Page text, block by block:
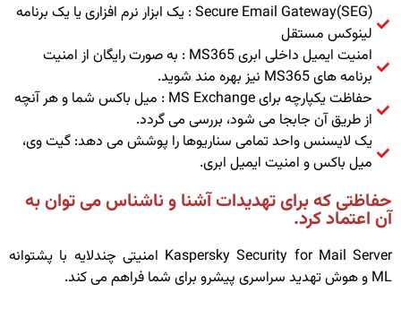
Secure Email Gateway(SEG) : یک ابزار نرم افزاری یا یک برنامه
لینوکس مستقل
امنیت ایمیل داخلی ابری MS365 : به صورت رایگان از امنیت
برنامه های MS365 نیز بهره مند شوید.
حفاظت یکپارچه برای MS Exchange : میل باکس شما و هر آنچه
از طریق آن جابجا می شود، بررسی می گردد.
یک لایسنس واحد تمامی سناریوها را پوشش می دهد: گیت وی،
میل باکس و امنیت ایمیل ابری.
حفاظتی که برای تهدیدات آشنا و ناشناس می توان به
آن اعتماد کرد.
Kaspersky Security for Mail Server امنیتی چندلایه با پشتوانه
ML و هوش تهدید سراسری پیشرو برای شما فراهم می کند.